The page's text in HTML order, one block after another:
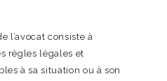
l’avocat consiste à
règles légales et
à sa situation ou à son